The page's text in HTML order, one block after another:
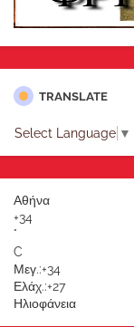
TRANSLATE
Select Language ▼
Αθήνα
+34
°
C
Μεγ.:+34
Ελάχ.:+27
Ηλιοφάνεια